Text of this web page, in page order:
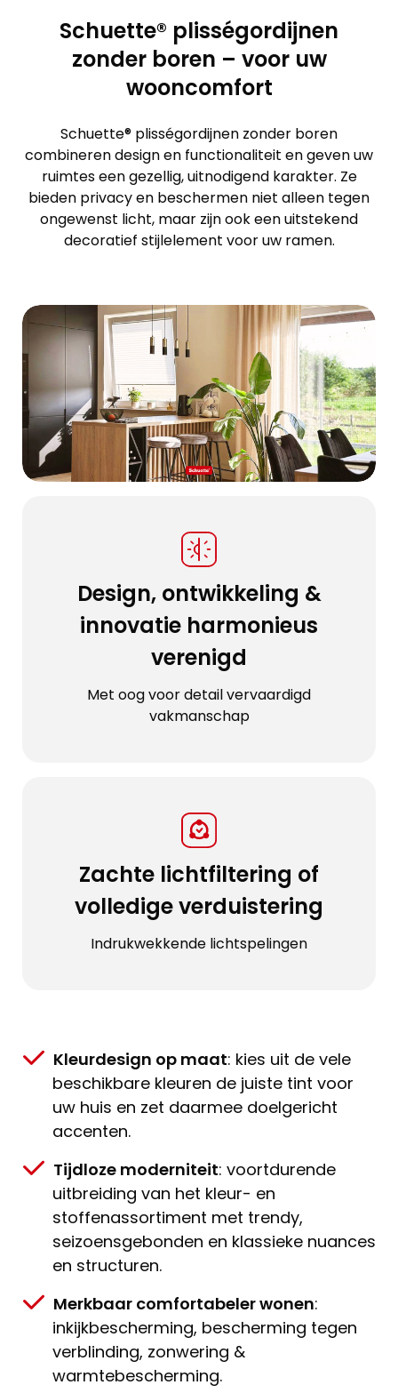
Schuette® plisségordijnen
zonder boren – voor uw
wooncomfort
Schuette® plisségordijnen zonder boren
combineren design en functionaliteit en geven uw
ruimtes een gezellig, uitnodigend karakter. Ze
bieden privacy en beschermen niet alleen tegen
ongewenst licht, maar zijn ook een uitstekend
decoratief stijlelement voor uw ramen.
Design, ontwikkeling &
innovatie harmonieus
verenigd
Met oog voor detail vervaardigd
vakmanschap
Zachte lichtfiltering of
volledige verduistering
Indrukwekkende lichtspelingen
Kleurdesign op maat: kies uit de vele
beschikbare kleuren de juiste tint voor
uw huis en zet daarmee doelgericht
accenten.
Tijdloze moderniteit: voortdurende
uitbreiding van het kleur- en
stoffenassortiment met trendy,
seizoensgebonden en klassieke nuances
en structuren.
Merkbaar comfortabeler wonen:
inkijkbescherming, bescherming tegen
verblinding, zonwering &
warmtebescherming.